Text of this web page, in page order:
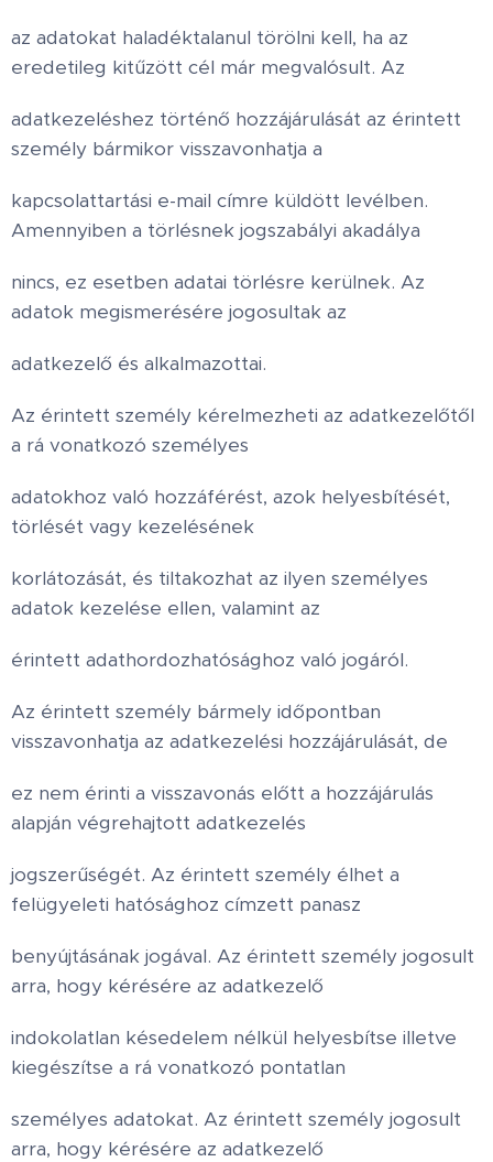
az adatokat haladéktalanul törölni kell, ha az
eredetileg kitűzött cél már megvalósult. Az
adatkezeléshez történő hozzájárulását az érintett
személy bármikor visszavonhatja a
kapcsolattartási e-mail címre küldött levélben.
Amennyiben a törlésnek jogszabályi akadálya
nincs, ez esetben adatai törlésre kerülnek. Az
adatok megismerésére jogosultak az
adatkezelő és alkalmazottai.
Az érintett személy kérelmezheti az adatkezelőtől
a rá vonatkozó személyes
adatokhoz való hozzáférést, azok helyesbítését,
törlését vagy kezelésének
korlátozását, és tiltakozhat az ilyen személyes
adatok kezelése ellen, valamint az
érintett adathordozhatósághoz való jogáról.
Az érintett személy bármely időpontban
visszavonhatja az adatkezelési hozzájárulását, de
ez nem érinti a visszavonás előtt a hozzájárulás
alapján végrehajtott adatkezelés
jogszerűségét. Az érintett személy élhet a
felügyeleti hatósághoz címzett panasz
benyújtásának jogával. Az érintett személy jogosult
arra, hogy kérésére az adatkezelő
indokolatlan késedelem nélkül helyesbítse illetve
kiegészítse a rá vonatkozó pontatlan
személyes adatokat. Az érintett személy jogosult
arra, hogy kérésére az adatkezelő